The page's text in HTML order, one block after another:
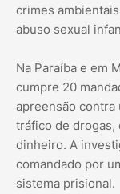
crimes
abuso sexual
Na Paraíba e em
cumpre 20
apreensão contra
tráfico de drogas,
dinheiro. A
comandado por
sistema prisional.